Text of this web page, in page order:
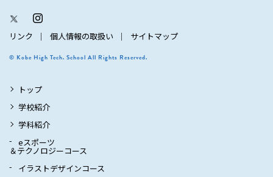
リンク 個人情報の取扱い サイトマップ
© Kobe High Tech. School All Rights Reserved.
トップ
学校紹介
学科紹介
eスポーツ
＆テクノロジーコース
イラストデザインコース